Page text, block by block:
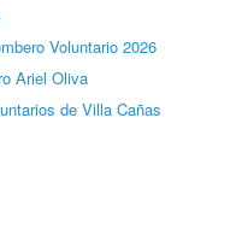
Voluntario 2026
Ariel Oliva
de Villa Cañas